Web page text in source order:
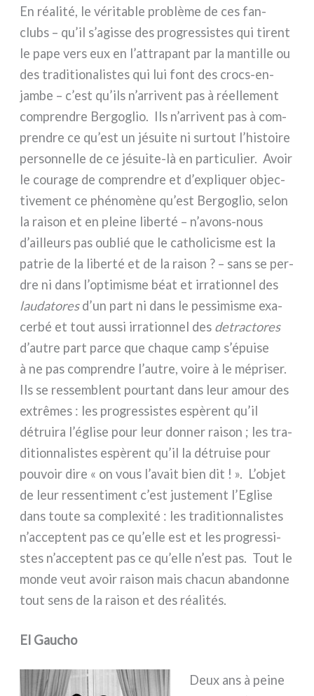
En réa­li­té, le véri­ta­ble pro­blè­me de ces fan-
clubs – qu’il s’agisse des pro­gres­si­stes qui tirent
le pape vers eux en l’attrapant par la man­til­le ou
des tra­di­tio­na­li­stes qui lui font des crocs-en-
jambe – c’est qu’ils n’arrivent pas à réel­le­ment
com­pren­dre Bergoglio. Ils n’arrivent pas à com­
pren­dre ce qu’est un jésui­te ni sur­tout l’histoire
per­son­nel­le de ce jésuite-là en par­ti­cu­lier. Avoir
le cou­ra­ge de com­pren­dre et d’expliquer objec­
ti­ve­ment ce phé­no­mè­ne qu’est Bergoglio, selon
la rai­son et en plei­ne liber­té – n’avons-nous
d’ailleurs pas oublié que le catho­li­ci­sme est la
patrie de la liber­té et de la rai­son ? – sans se per­
dre ni dans l’optimisme béat et irra­tion­nel des
lau­da­to­resd’un part ni dans le pes­si­mi­sme exa­
cer­bé et tout aus­si irra­tion­nel des detrac­to­res
d’autre part par­ce que cha­que camp s’épuise
à ne pas com­pren­dre l’autre, voi­re à le mépri­ser.
Ils se res­sem­blent pour­tant dans leur amour des
extrê­mes : les pro­gres­si­stes espè­rent qu’il
détrui­ra l’église pour leur don­ner rai­son ; les tra­
di­tion­na­li­stes espè­rent qu’il la détrui­se pour
pou­voir dire « on vous l’avait bien dit ! ». L’objet
de leur res­sen­ti­ment c’est juste­ment l’Eglise
dans tou­te sa com­ple­xi­té : les tra­di­tion­na­li­stes
n’acceptent pas ce qu’elle est et les pro­gres­si­
stes n’acceptent pas ce qu’elle n’est pas. Tout le
mon­de veut avoir rai­son mais cha­cun aban­don­ne
tout sens de la rai­son et des réa­li­tés.
El Gaucho
Deux ans à pei­ne